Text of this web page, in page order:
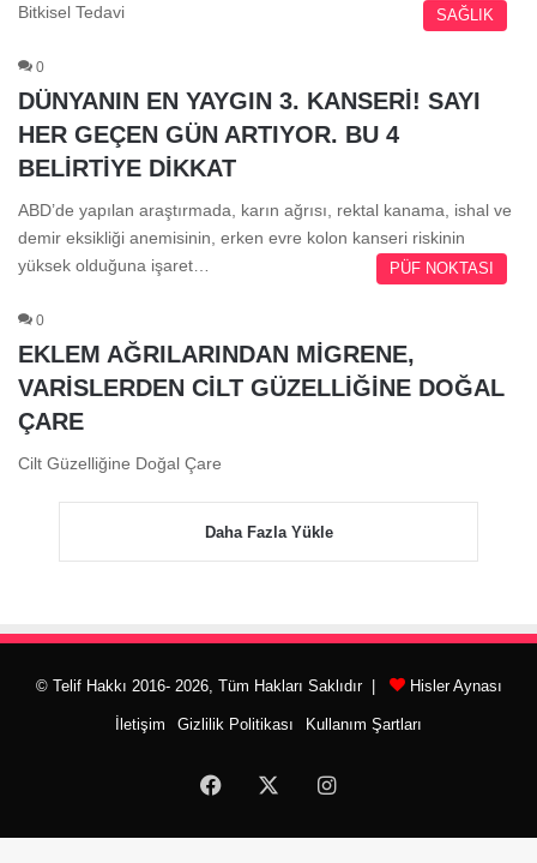
Bitkisel Tedavi SAĞLIK
0
DÜNYANIN EN YAYGIN 3. KANSERİ! SAYI
HER GEÇEN GÜN ARTIYOR. BU 4
BELİRTİYE DİKKAT
ABD’de yapılan araştırmada, karın ağrısı, rektal kanama, ishal ve
demir eksikliği anemisinin, erken evre kolon kanseri riskinin
yüksek olduğuna işaret…
PÜF NOKTASI
0
EKLEM AĞRILARINDAN MİGRENE,
VARİSLERDEN CİLT GÜZELLİĞİNE DOĞAL
ÇARE
Cilt Güzelliğine Doğal Çare
Daha Fazla Yükle
© Telif Hakkı 2016- 2026, Tüm Hakları Saklıdır | Hisler Aynası
İletişim Gizlilik Politikası Kullanım Şartları
Facebook Instagram